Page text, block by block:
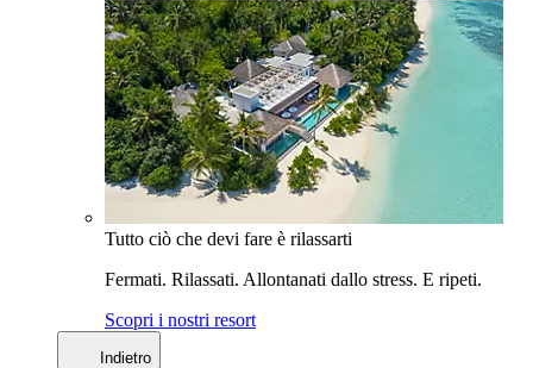
Tutto ciò che devi fare è rilassarti
Fermati. Rilassati. Allontanati dallo stress. E ripeti.
Scopri i nostri resort
Indietro